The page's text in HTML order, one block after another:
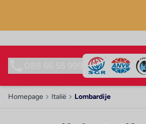
Homepage Italië Lombardije